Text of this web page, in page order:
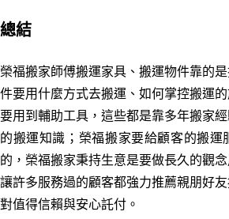
總結
榮福搬家師傅搬運家具、搬運物件靠的
件要用什麼方式去搬運、如何掌控搬運
要用到輔助工具，這些都是靠多年搬家
的搬運知識；榮福搬家要給顧客的搬運
的，榮福搬家秉持生意是要做長久的觀
讓許多服務過的顧客都強力推薦親朋好
對值得信賴與安心託付。